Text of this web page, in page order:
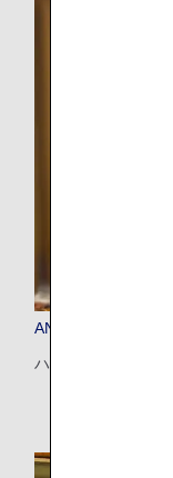
ANAおすすめ（札幌
ハンターシェフの